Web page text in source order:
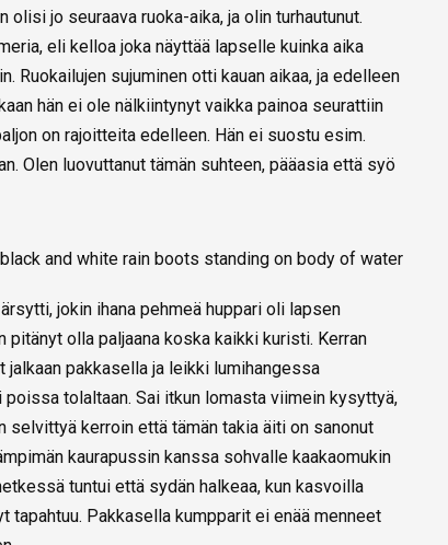
jo seuraava ruoka-aika, ja olin turhautunut.
eli kelloa joka näyttää lapselle kuinka aika
Ruokailujen sujuminen otti kauan aikaa, ja edelleen
hän ei ole nälkiintynyt vaikka painoa seurattiin
on rajoitteita edelleen. Hän ei suostu esim.
Olen luovuttanut tämän suhteen, pääasia että syö
jokin ihana pehmeä huppari oli lapsen
olla paljaana koska kaikki kuristi. Kerran
pakkasella ja leikki lumihangessa
tolaltaan. Sai itkun lomasta viimein kysyttyä,
selvittyä kerroin että tämän takia äiti on sanonut
kaurapussin kanssa sohvalle kaakaomukin
tuntui että sydän halkeaa, kun kasvoilla
Pakkasella kumpparit ei enää menneet